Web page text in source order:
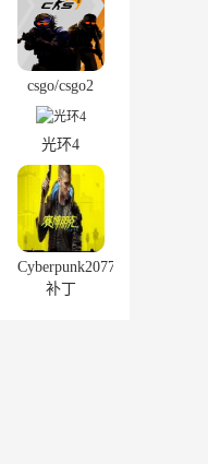
csgo/csgo2
光环4
Cyberpunk2077
补丁